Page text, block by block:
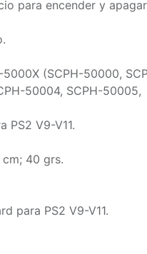
para encender y
5000X (SCPH-50000,
50004, SCPH-50005,
PS2 V9-V11.
40 grs.
para PS2 V9-V11.